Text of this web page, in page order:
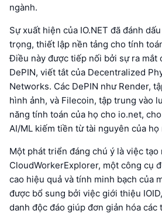
ngành.
Sự xuất hiện của IO.NET đã đánh
trọng, thiết lập nền tảng cho tính
Điều này được tiếp nối bởi sự ra mắt
DePIN, viết tắt của Decentralized
Networks. Các DePIN như Render,
hình ảnh, và Filecoin, tập trung vào
năng tính toán của họ cho io.net,
AI/ML kiếm tiền từ tài nguyên của họ
Một phát triển đáng chú ý là việc tạo
CloudWorkerExplorer, một công cụ
cao hiệu quả và tính minh bạch của
được bổ sung bởi việc giới thiệu
danh độc đáo giúp đơn giản hóa các